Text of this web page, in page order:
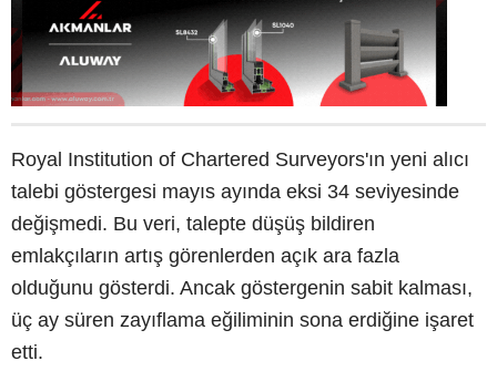
Royal Institution of Chartered Surveyors'ın yeni alıcı
talebi göstergesi mayıs ayında eksi 34 seviyesinde
değişmedi. Bu veri, talepte düşüş bildiren
emlakçıların artış görenlerden açık ara fazla
olduğunu gösterdi. Ancak göstergenin sabit kalması,
üç ay süren zayıflama eğiliminin sona erdiğine işaret
etti.